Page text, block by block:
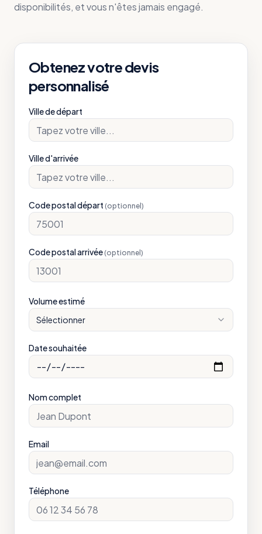
disponibilités, et vous n'êtes jamais engagé.
Obtenez votre devis
personnalisé
Ville de départ
Ville d'arrivée
Code postal départ (optionnel)
Code postal arrivée (optionnel)
Volume estimé
Sélectionner
Date souhaitée
Nom complet
Email
Téléphone